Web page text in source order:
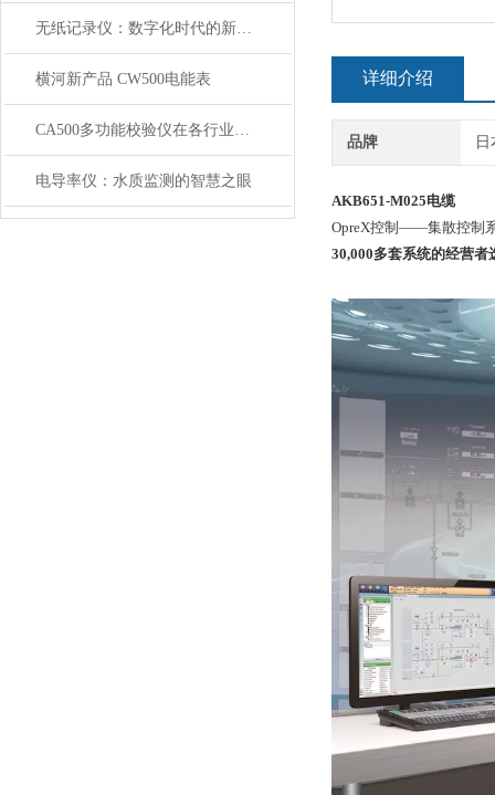
无纸记录仪：数字化时代的新选择
横河新产品 CW500电能表
CA500多功能校验仪在各行业和领域的应用
电导率仪：水质监测的智慧之眼
详细介绍
品牌
AKB651-M025电缆
OpreX控制——集散控制
30,000多套系统的经营